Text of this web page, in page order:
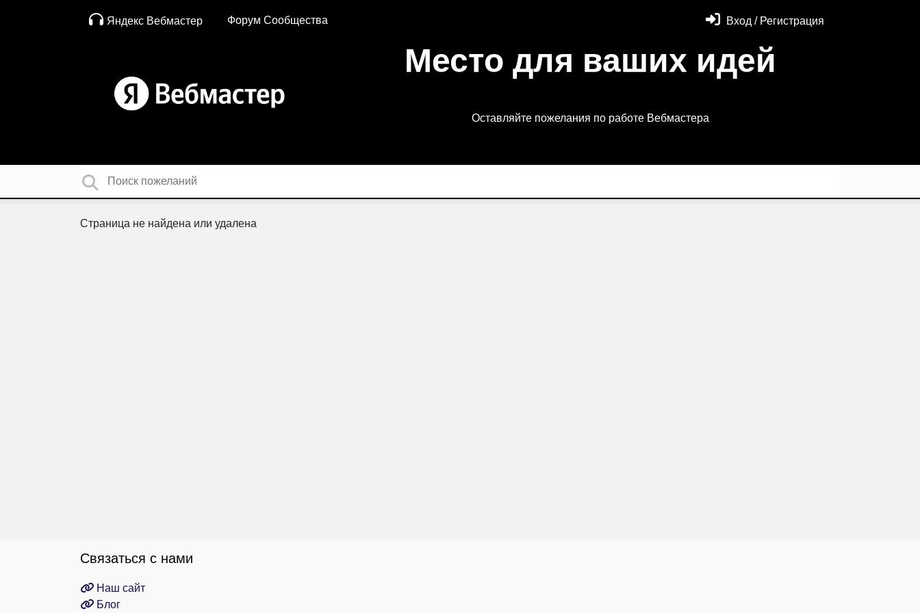
Яндекс Вебмастер Форум Сообщества Вход / Регистрация
Место для ваших идей
Оставляйте пожелания по работе Вебмастера
Страница не найдена или удалена
Связаться с нами
Наш сайт
Блог